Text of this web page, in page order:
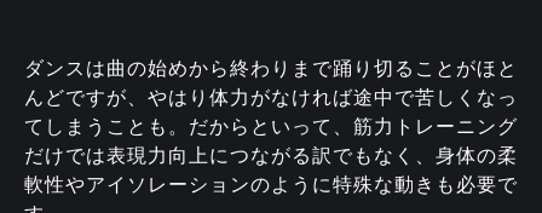
ダンスは曲の始めから終わりまで踊り切ることがほと
んどですが、やはり体力がなければ途中で苦しくなっ
てしまうことも。だからといって、筋力トレーニング
だけでは表現力向上につながる訳でもなく、身体の柔
軟性やアイソレーションのように特殊な動きも必要で